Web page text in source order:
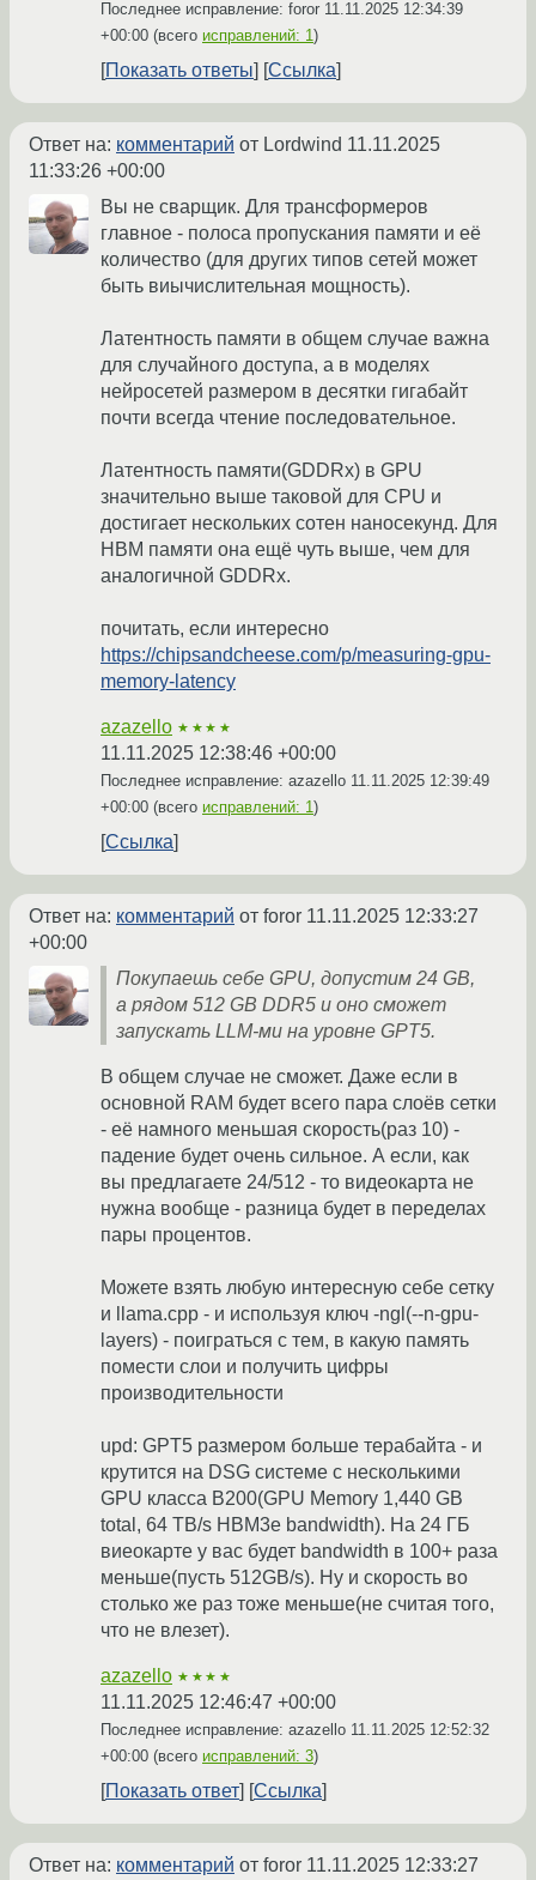
Последнее исправление: foror 11.11.2025 12:34:39
+00:00 (всего исправлений: 1)
Показать ответы Ссылка
Ответ на: комментарий от Lordwind 11.11.2025
11:33:26 +00:00
Вы не сварщик. Для трансформеров
главное - полоса пропускания памяти и её
количество (для других типов сетей может
быть виычислительная мощность).
Латентность памяти в общем случае важна
для случайного доступа, а в моделях
нейросетей размером в десятки гигабайт
почти всегда чтение последовательное.
Латентность памяти(GDDRx) в GPU
значительно выше таковой для CPU и
достигает нескольких сотен наносекунд. Для
HBM памяти она ещё чуть выше, чем для
аналогичной GDDRx.
почитать, если интересно
https://chipsandcheese.com/p/measuring-gpu-
memory-latency
azazello ★★★★
11.11.2025 12:38:46 +00:00
Последнее исправление: azazello 11.11.2025 12:39:49
+00:00 (всего исправлений: 1)
Ссылка
Ответ на: комментарий от foror 11.11.2025 12:33:27
+00:00
Покупаешь себе GPU, допустим 24 GB,
а рядом 512 GB DDR5 и оно сможет
запускать LLM-ми на уровне GPT5.
В общем случае не сможет. Даже если в
основной RAM будет всего пара слоёв сетки
- её намного меньшая скорость(раз 10) -
падение будет очень сильное. А если, как
вы предлагаете 24/512 - то видеокарта не
нужна вообще - разница будет в переделах
пары процентов.
Можете взять любую интересную себе сетку
и llama.cpp - и используя ключ -ngl(--n-gpu-
layers) - поиграться с тем, в какую память
помести слои и получить цифры
производительности
upd: GPT5 размером больше терабайта - и
крутится на DSG системе с несколькими
GPU класса B200(GPU Memory 1,440 GB
total, 64 TB/s HBM3e bandwidth). На 24 ГБ
виеокарте у вас будет bandwidth в 100+ раза
меньше(пусть 512GB/s). Ну и скорость во
столько же раз тоже меньше(не считая того,
что не влезет).
azazello ★★★★
11.11.2025 12:46:47 +00:00
Последнее исправление: azazello 11.11.2025 12:52:32
+00:00 (всего исправлений: 3)
Показать ответ Ссылка
Ответ на: комментарий от foror 11.11.2025 12:33:27